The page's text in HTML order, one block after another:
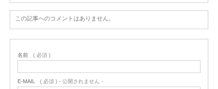
この記事へのコメントはありません。
名前 ( 必須 )
E-MAIL ( 必須 ) - 公開されません -